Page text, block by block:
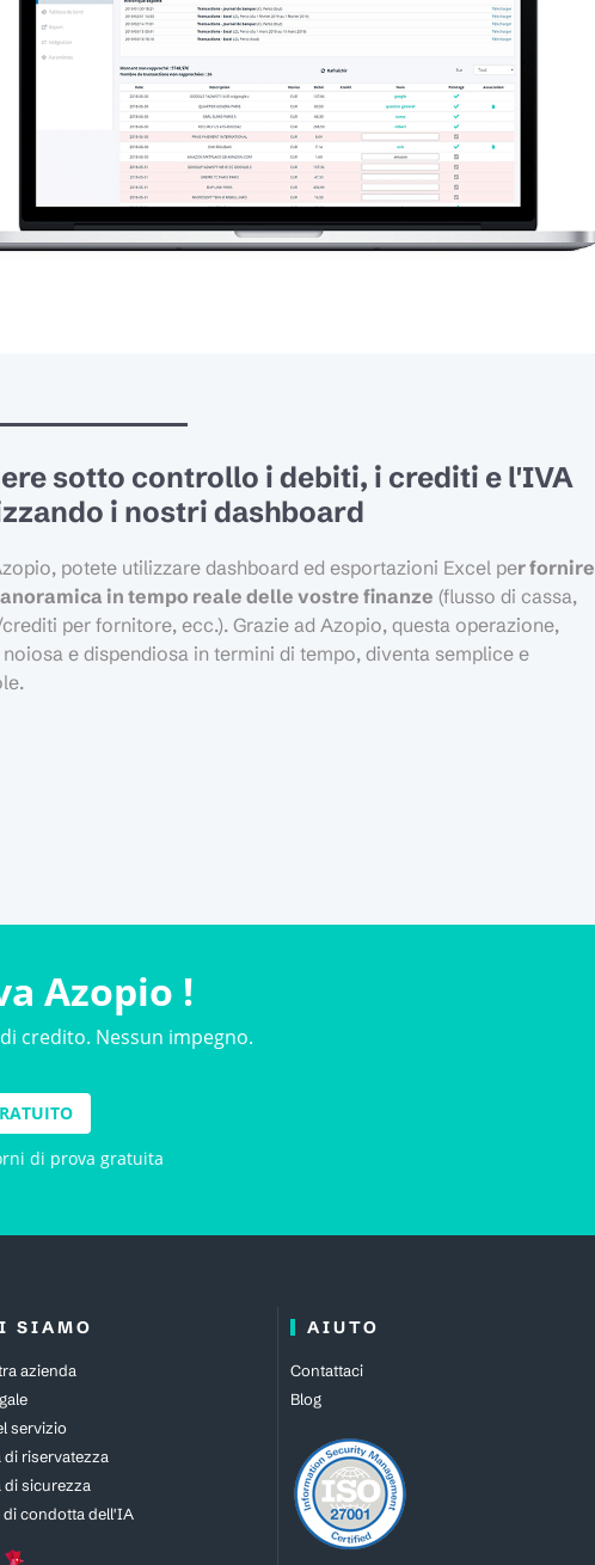
sotto controllo i debiti, i crediti e l'IVA
i nostri dashboard
potete utilizzare dashboard ed esportazioni Excel per fornire
in tempo reale delle vostre finanze (flusso di cassa,
per fornitore, ecc.). Grazie ad Azopio, questa operazione,
e dispendiosa in termini di tempo, diventa semplice e
Azopio !
credito. Nessun impegno.
di prova gratuita
SIAMO
azienda
servizio
di riservatezza
di sicurezza
di condotta dell'IA
AIUTO
Contattaci
Blog